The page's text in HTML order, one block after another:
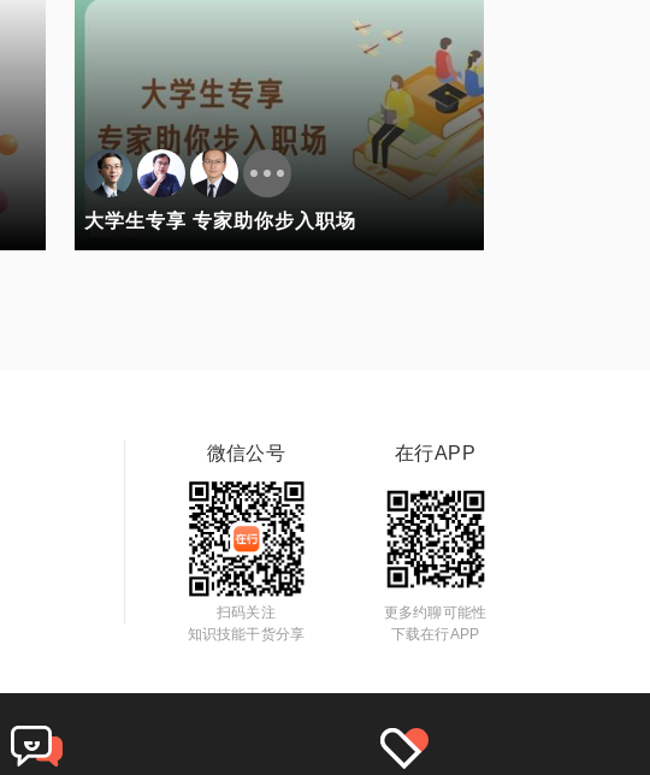
大学生专享 专家助你步入职场
微信公号
扫码关注
知识技能干货分享
在行APP
更多约聊可能性
下载在行APP